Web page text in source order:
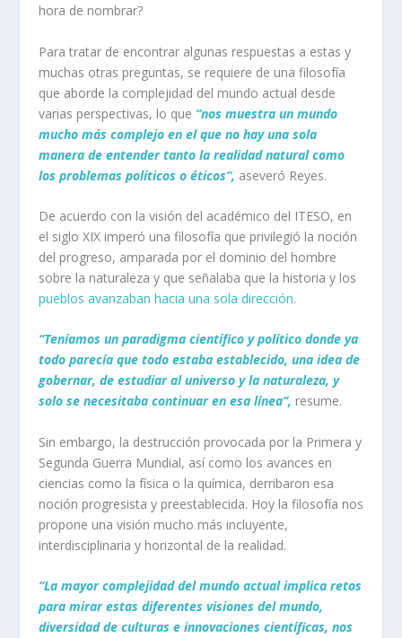
hora de nombrar?
Para tratar de encontrar algunas respuestas a estas y
muchas otras preguntas, se requiere de una filosofía
que aborde la complejidad del mundo actual desde
varias perspectivas, lo que “nos muestra un mundo
mucho más complejo en el que no hay una sola
manera de entender tanto la realidad natural como
los problemas políticos o éticos”, aseveró Reyes.
De acuerdo con la visión del académico del ITESO, en
el siglo XIX imperó una filosofía que privilegió la noción
del progreso, amparada por el dominio del hombre
sobre la naturaleza y que señalaba que la historia y los
pueblos avanzaban hacia una sola dirección.
“Teníamos un paradigma científico y político donde ya
todo parecía que todo estaba establecido, una idea de
gobernar, de estudiar al universo y la naturaleza, y
solo se necesitaba continuar en esa línea”, resume.
Sin embargo, la destrucción provocada por la Primera y
Segunda Guerra Mundial, así como los avances en
ciencias como la física o la química, derribaron esa
noción progresista y preestablecida. Hoy la filosofía nos
propone una visión mucho más incluyente,
interdisciplinaria y horizontal de la realidad.
“La mayor complejidad del mundo actual implica retos
para mirar estas diferentes visiones del mundo,
diversidad de culturas e innovaciones científicas, nos